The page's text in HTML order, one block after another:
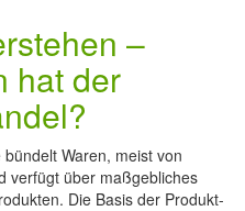
–
hat der
Waren, meist von
verfügt über maßgebliches
Die Basis der Produkt-